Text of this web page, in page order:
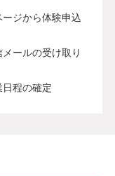
ージから体験申込
メールの受け取り
日程の確定